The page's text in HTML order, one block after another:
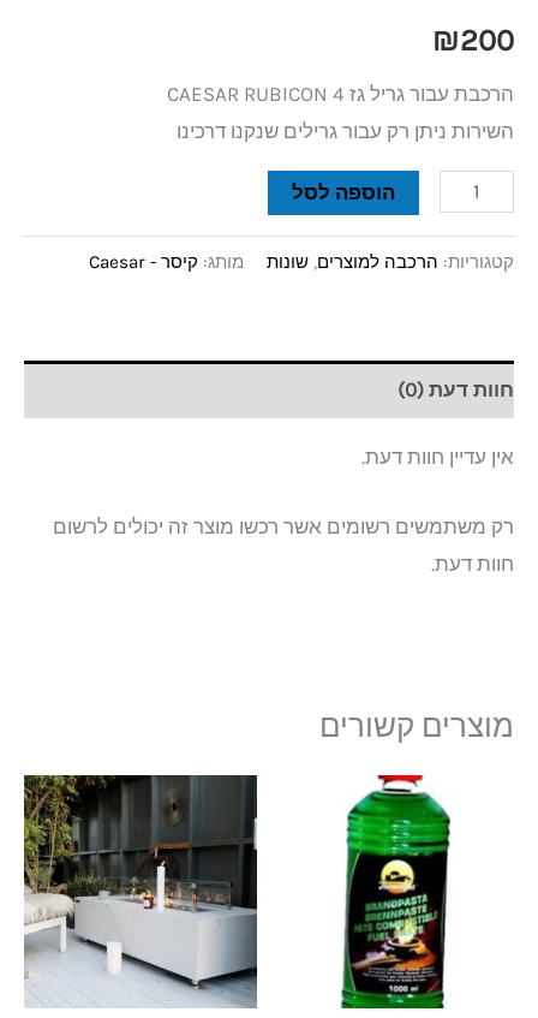
₪200
הרכבת עבור גריל גז CAESAR RUBICON 4
השירות ניתן רק עבור גרילים שנקנו דרכינו
הוספה לסל
קטגוריות: הרכבה למוצרים, שונות מותג: קיסר - Caesar
חוות דעת (0)
אין עדיין חוות דעת.
רק משתמשים רשומים אשר רכשו מוצר זה יכולים לרשום
חוות דעת.
מוצרים קשורים